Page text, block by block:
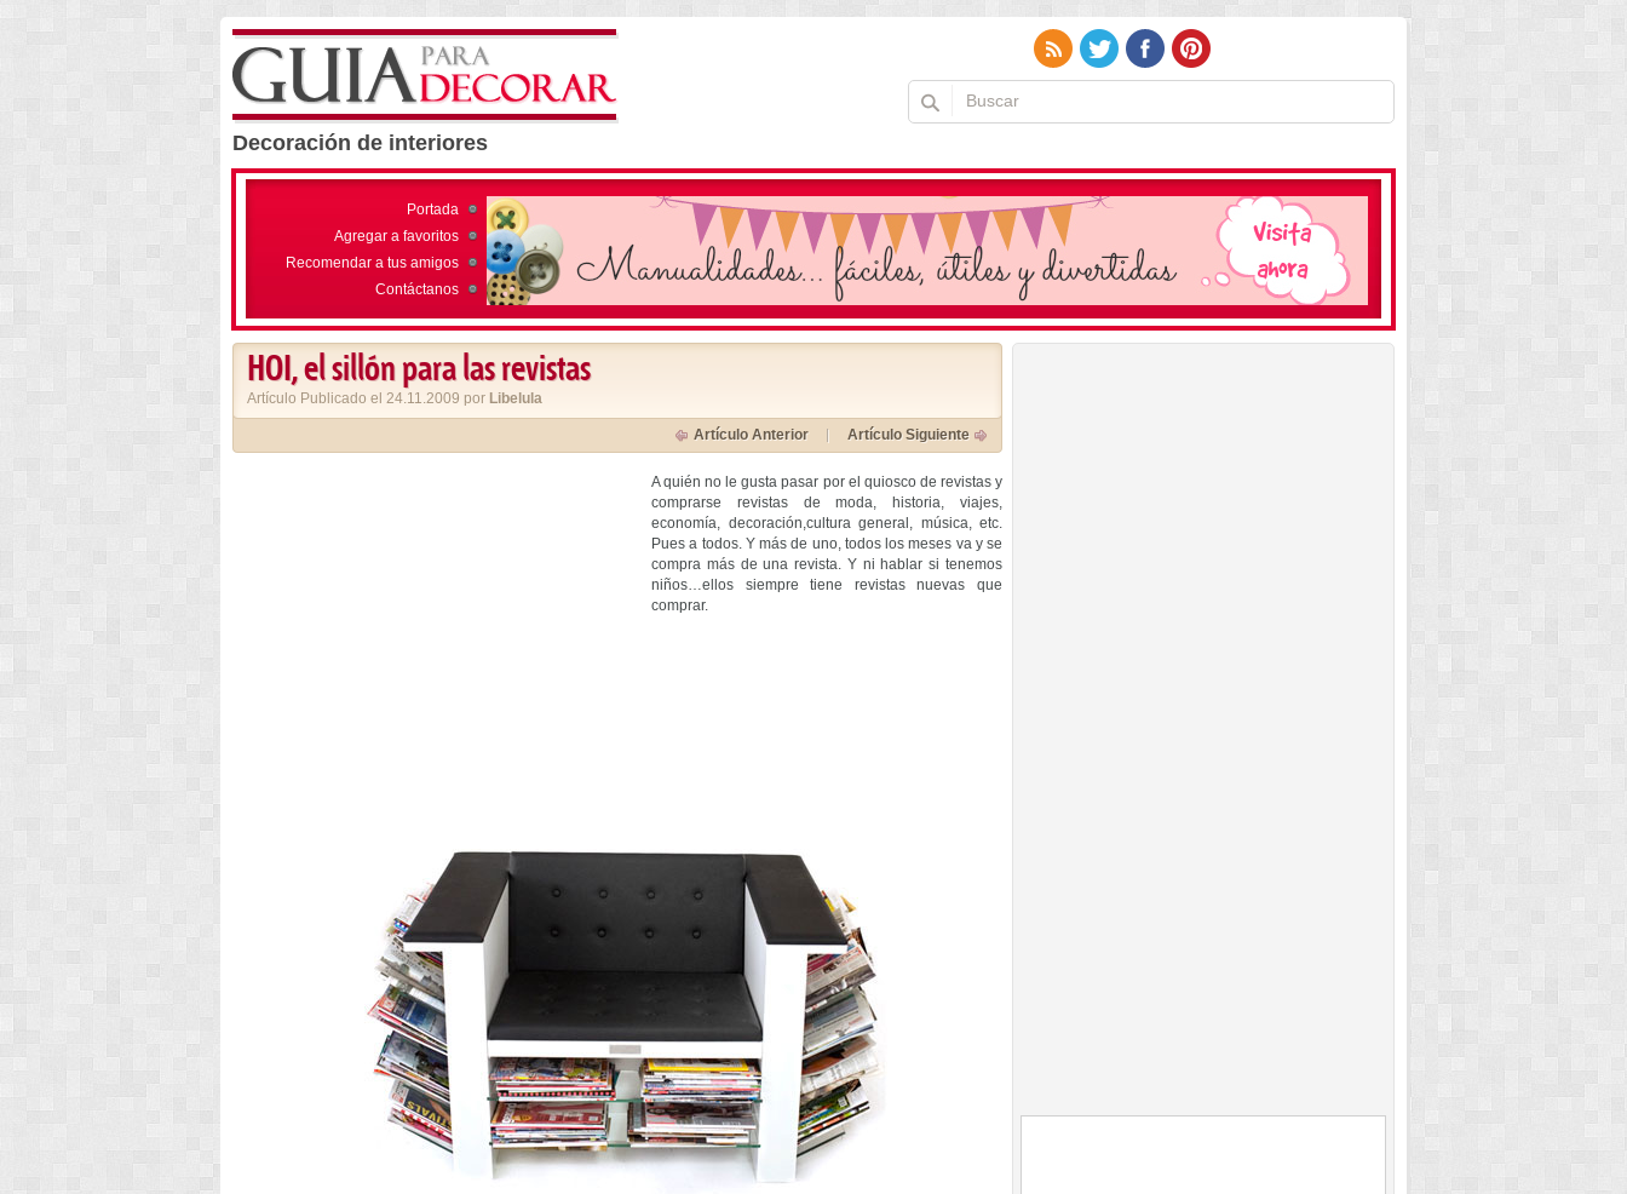
Decoración de interiores
Portada
Agregar a favoritos
Recomendar a tus amigos
Contáctanos
HOI, el sillón para las revistas
Artículo Publicado el 24.11.2009 por Libelula
Artículo Anterior Artículo Siguiente
A quién no le gusta pasar por el quiosco de revistas y
comprarse revistas de moda, historia, viajes,
economía, decoración,cultura general, música, etc.
Pues a todos. Y más de uno, todos los meses va y se
compra más de una revista. Y ni hablar si tenemos
niños…ellos siempre tiene revistas nuevas que
comprar.